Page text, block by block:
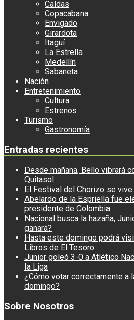
Caldas
Copacabana
Envigado
Girardota
Itaguí
La Estrella
Medellín
Sabaneta
Nación
Entretenimiento
Cultura
Estrenos
Turismo
Gastronomía
Entradas recientes
Desde mañana, Bello vibrará
Quitasol
El Festival del Chorizo se vive
Abelardo de la Espriella fue
presidente de Colombia
Nacional busca la hazaña,
ganará?
Hasta este domingo podrá
Libros de El Tesoro
Junior goleó 3-0 a Atlético
la Liga
¿Cómo votar correctamente a
domingo?
Sobre Nosotros